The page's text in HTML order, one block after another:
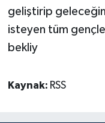
geliştirip
isteyen tüm
bekliy
Kaynak: RSS